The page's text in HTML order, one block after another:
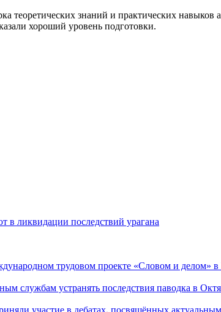
теоретических знаний и практических
хороший уровень подготовки.
в ликвидации последствий урагана
трудовом проекте «Словом и делом» в
службам устранять последствия паводка в
участие в дебатах, посвящённых